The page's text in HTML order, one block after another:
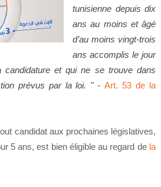
tunisienne depuis dix
ans au moins et âgé
d’au moins vingt-trois
ans accomplis le jour
candidature et qui ne se trouve dans
prévus par la loi. "-Art. 53 de la
candidat aux prochaines législatives,
5 ans, est bien éligible au regard de la